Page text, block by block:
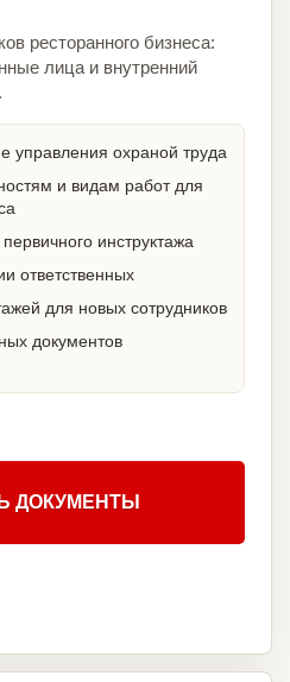
ресторанного бизнеса:
лица и внутренний
управления охраной труда
и видам работ для
инструктажа
ответственных
для новых сотрудников
документов
ДОКУМЕНТЫ